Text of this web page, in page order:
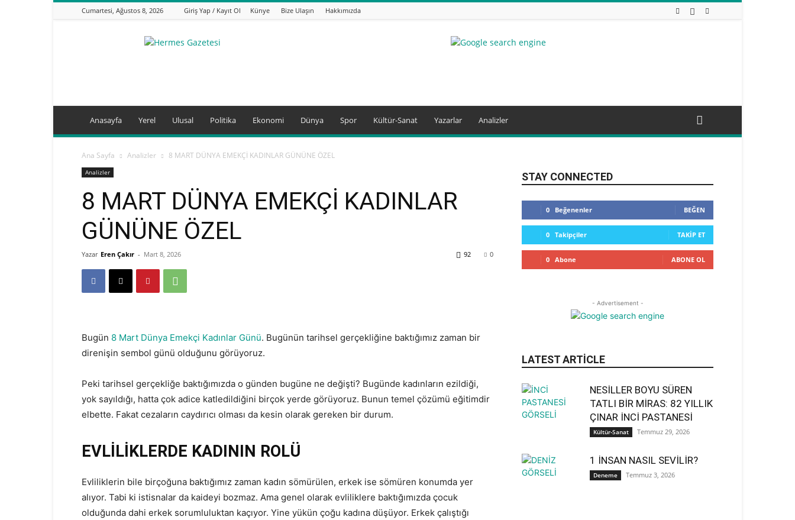
Cumartesi, Ağustos 8, 2026 Giriş Yap / Kayıt Ol Künye Bize Ulaşın Hakkımızda
hermesgazetesi.com
Anasayfa Yerel Ulusal Politika Ekonomi Dünya Spor Kültür-Sanat Yazarlar Analizler
Ana Sayfa Analizler 8 MART DÜNYA EMEKÇİ KADINLAR GÜNÜNE ÖZEL
Analizler
8 MART DÜNYA EMEKÇİ KADINLAR
GÜNÜNE ÖZEL
Yazar Eren Çakır - Mart 8, 2026 0
92
Bugün 8 Mart Dünya Emekçi Kadınlar Günü. Bugünün tarihsel gerçekliğine baktığımız zaman bir
direnişin sembol günü olduğunu görüyoruz.
Peki tarihsel gerçekliğe baktığımızda o günden bugüne ne değişti? Bugünde kadınların ezildiği,
yok sayıldığı, hatta çok adice katledildiğini birçok yerde görüyoruz. Bunun temel çözümü eğitimdir
elbette. Fakat cezaların caydırıcı olması da kesin olarak gereken bir durum.
EVLİLİKLERDE KADININ ROLÜ
Evliliklerin bile birçoğuna baktığımız zaman kadın sömürülen, erkek ise sömüren konumda yer
alıyor. Tabi ki istisnalar da kaideyi bozmaz. Ama genel olarak evliliklere baktığımızda çocuk
olduğunda dahi erkek sorumluluktan kaçıyor. Yine yükün çoğu kadına düşüyor. Erkek çalıştığı
STAY CONNECTED
0 Beğenenler BEĞEN
0 Takipçiler TAKIP ET
0 Abone ABONE OL
- Advertisement -
LATEST ARTICLE
NESİLLER BOYU SÜREN
TATLI BİR MİRAS: 82 YILLIK
ÇINAR İNCİ PASTANESİ
Kültür-Sanat Temmuz 29, 2026
1 İNSAN NASIL SEVİLİR?
Deneme Temmuz 3, 2026